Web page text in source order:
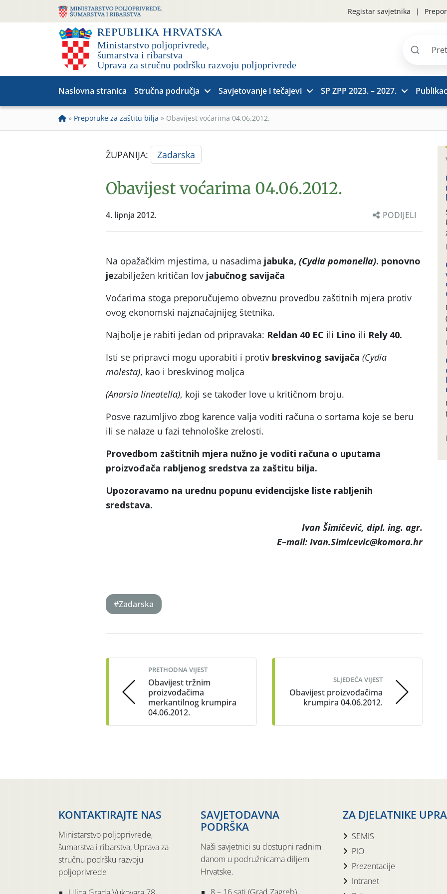
Registar savjetnika
Pretraži
Naslovna stranica Stručna područja Savjetovanje i tečajevi SP ZPP 2023. – 2027.
» Preporuke za zaštitu bilja » Obavijest voćarima 04.06.2012.
ŽUPANIJA: Zadarska
Obavijest voćarima 04.06.2012.
4. lipnja 2012. PODIJELI
Na opažačkim mjestima, u nasadima jabuka, (Cydia pomonella). ponovno
jezabilježen kritičan lov jabučnog savijača
Voćarima stoga preporučujemo obveznu provedbu zaštitnih mjera protiv
ovog ekonomski najznačajnijeg štetnika.
Najbolje je rabiti jedan od pripravaka: Reldan 40 EC ili Lino ili Rely 40.
Isti se pripravci mogu uporabiti i protiv breskvinog savijača (Cydia
molesta), kao i breskvinog moljca
(Anarsia lineatella), koji se također love u kritičnom broju.
Posve razumljivo zbog karence valja voditi računa o sortama koje se beru
ili se nalaze u fazi tehnološke zrelosti.
Provedbom zaštitnih mjera nužno je voditi računa o uputama
proizvođača rabljenog sredstva za zaštitu bilja.
Upozoravamo na urednu popunu evidencijske liste rabljenih
sredstava.
Ivan Šimičević, dipl. ing. agr.
E–mail: Ivan.Simicevic@komora.hr
#Zadarska
navigation
PRETHODNA VIJEST
Obavijest tržnim
proizvođačima
merkantilnog krumpira
04.06.2012.
SLJEDEĆA VIJEST
Obavijest proizvođačima
krumpira 04.06.2012.
KONTAKTIRAJTE NAS
Ministarstvo poljoprivrede,
šumarstva i ribarstva, Uprava za
stručnu podršku razvoju
poljoprivrede
SAVJETODAVNA
PODRŠKA
Naši savjetnici su dostupni radnim
danom u podružnicama diljem
Hrvatske.
ZA DJELATNIKE
SEMIS
PIO
Prezentacije
Intranet